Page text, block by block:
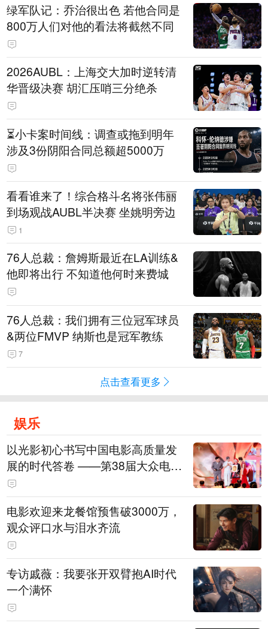
绿军队记：乔治很出色 若他合同是
800万人们对他的看法将截然不同
2026AUBL：上海交大加时逆转清
华晋级决赛 胡汇压哨三分绝杀
⏳️小卡案时间线：调查或拖到明年
涉及3份阴阳合同总额超5000万
看看谁来了！综合格斗名将张伟丽
到场观战AUBL半决赛 坐姚明旁边
1
76人总裁：詹姆斯最近在LA训练&
他即将出行 不知道他何时来费城
76人总裁：我们拥有三位冠军球员
&两位FMVP 纳斯也是冠军教练
7
点击查看更多
娱乐
以光影初心书写中国电影高质量发
展的时代答卷 ——第38届大众电影
百花奖系列活动开幕晚会综述
电影欢迎来龙餐馆预售破3000万，
观众评口水与泪水齐流
专访戚薇：我要张开双臂抱AI时代
一个满怀